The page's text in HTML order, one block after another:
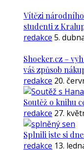
Vítězi
studenti z
redakce 5.
Shoeker.cz –
váš způsob
redakce 20.
Soutěž o knihu
redakce 27.
Splnili jste si
redakce 13.